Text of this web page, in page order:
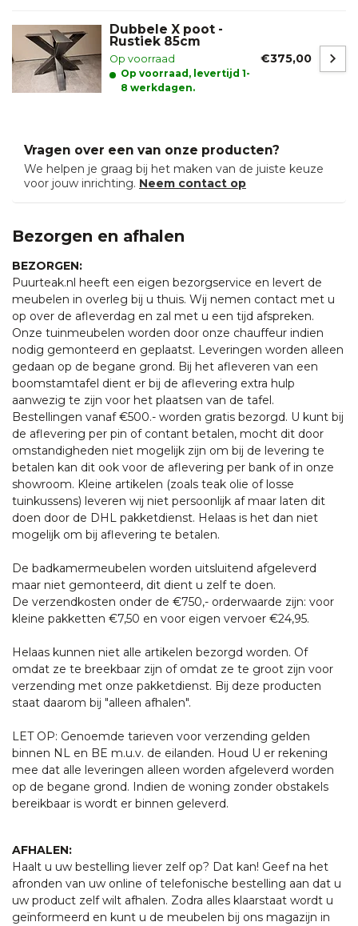
Dubbele X poot -
Rustiek 85cm
Op voorraad
Op voorraad, levertijd 1-
8 werkdagen.
€375,00
Vragen over een van onze producten?
We helpen je graag bij het maken van de juiste keuze
voor jouw inrichting. Neem contact op
Bezorgen en afhalen
BEZORGEN:
Puurteak.nl heeft een eigen bezorgservice en levert de
meubelen in overleg bij u thuis. Wij nemen contact met u
op over de afleverdag en zal met u een tijd afspreken.
Onze tuinmeubelen worden door onze chauffeur indien
nodig gemonteerd en geplaatst. Leveringen worden alleen
gedaan op de begane grond. Bij het afleveren van een
boomstamtafel dient er bij de aflevering extra hulp
aanwezig te zijn voor het plaatsen van de tafel.
Bestellingen vanaf €500.- worden gratis bezorgd. U kunt bij
de aflevering per pin of contant betalen, mocht dit door
omstandigheden niet mogelijk zijn om bij de levering te
betalen kan dit ook voor de aflevering per bank of in onze
showroom. Kleine artikelen (zoals teak olie of losse
tuinkussens) leveren wij niet persoonlijk af maar laten dit
doen door de DHL pakketdienst. Helaas is het dan niet
mogelijk om bij aflevering te betalen.
De badkamermeubelen worden uitsluitend afgeleverd
maar niet gemonteerd, dit dient u zelf te doen.
De verzendkosten onder de €750,- orderwaarde zijn: voor
kleine pakketten €7,50 en voor eigen vervoer €24,95.
Helaas kunnen niet alle artikelen bezorgd worden. Of
omdat ze te breekbaar zijn of omdat ze te groot zijn voor
verzending met onze pakketdienst. Bij deze producten
staat daarom bij "alleen afhalen".
LET OP: Genoemde tarieven voor verzending gelden
binnen NL en BE m.u.v. de eilanden. Houd U er rekening
mee dat alle leveringen alleen worden afgeleverd worden
op de begane grond. Indien de woning zonder obstakels
bereikbaar is wordt er binnen geleverd.
AFHALEN:
Haalt u uw bestelling liever zelf op? Dat kan! Geef na het
afronden van uw online of telefonische bestelling aan dat u
uw product zelf wilt afhalen. Zodra alles klaarstaat wordt u
geïnformeerd en kunt u de meubelen bij ons magazijn in